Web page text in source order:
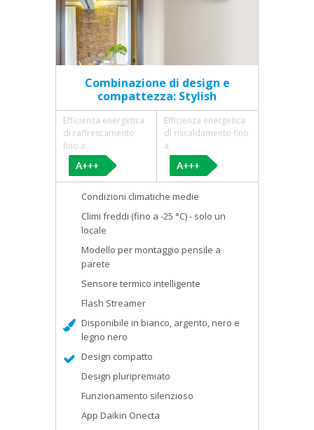
Combinazione di design e
compattezza: Stylish
Efficienza energetica
di raffrescamento
fino a
Efficienza energetica
di riscaldamento fino
a
Condizioni climatiche medie
Climi freddi (fino a -25 °C) - solo un
locale
Modello per montaggio pensile a
parete
Sensore termico intelligente
Flash Streamer
Disponibile in bianco, argento, nero e
legno nero
Design compatto
Design pluripremiato
Funzionamento silenzioso
App Daikin Onecta